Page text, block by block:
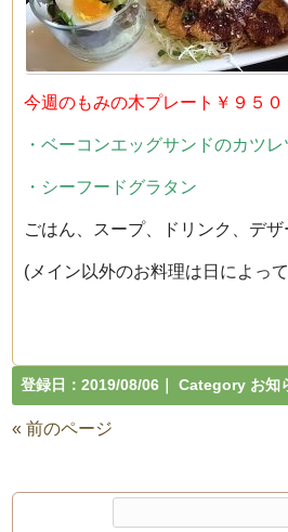
今週のもみの木プレート￥９５０
・ベーコンエッグサンドのカツレ
・シーフードグラタン
ごはん、スープ、ドリンク、デザ
(メイン以外のお料理は日によっ
登録日：2019/08/06 ｜ Category お知
« 前のページ